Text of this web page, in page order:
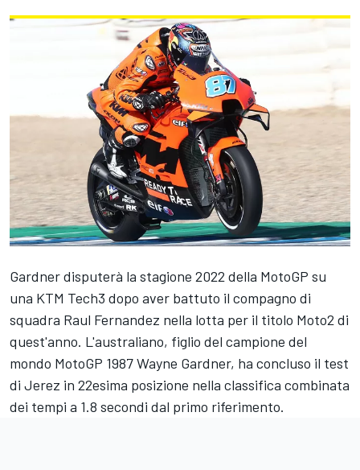
Gardner disputerà la stagione 2022 della MotoGP su
una KTM Tech3 dopo aver battuto il compagno di
squadra Raul Fernandez nella lotta per il titolo Moto2 di
quest'anno. L'australiano, figlio del campione del
mondo MotoGP 1987 Wayne Gardner, ha concluso il test
di Jerez in 22esima posizione nella classifica combinata
dei tempi a 1.8 secondi dal primo riferimento.